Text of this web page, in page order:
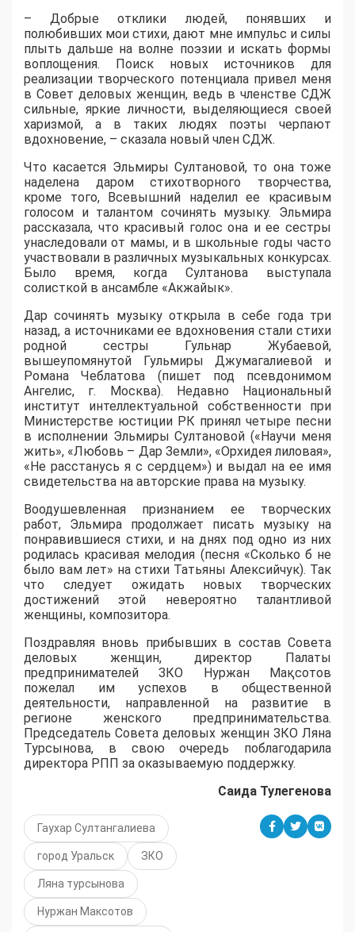
– Добрые отклики людей, понявших и
полюбивших мои стихи, дают мне импульс и силы
плыть дальше на волне поэзии и искать формы
воплощения. Поиск новых источников для
реализации творческого потенциала привел меня
в Совет деловых женщин, ведь в членстве СДЖ
сильные, яркие личности, выделяющиеся своей
харизмой, а в таких людях поэты черпают
вдохновение, – сказала новый член СДЖ.
Что касается Эльмиры Султановой, то она тоже
наделена даром стихотворного творчества,
кроме того, Всевышний наделил ее красивым
голосом и талантом сочинять музыку. Эльмира
рассказала, что красивый голос она и ее сестры
унаследовали от мамы, и в школьные годы часто
участвовали в различных музыкальных конкурсах.
Было время, когда Султанова выступала
солисткой в ансамбле «Акжайык».
Дар сочинять музыку открыла в себе года три
назад, а источниками ее вдохновения стали стихи
родной сестры Гульнар Жубаевой,
вышеупомянутой Гульмиры Джумагалиевой и
Романа Чеблатова (пишет под псевдонимом
Ангелис, г. Москва). Недавно Национальный
институт интеллектуальной собственности при
Министерстве юстиции РК принял четыре песни
в исполнении Эльмиры Султановой («Научи меня
жить», «Любовь – Дар Земли», «Орхидея лиловая»,
«Не расстанусь я с сердцем») и выдал на ее имя
свидетельства на авторские права на музыку.
Воодушевленная признанием ее творческих
работ, Эльмира продолжает писать музыку на
понравившиеся стихи, и на днях под одно из них
родилась красивая мелодия (песня «Сколько б не
было вам лет» на стихи Татьяны Алексийчук). Так
что следует ожидать новых творческих
достижений этой невероятно талантливой
женщины, композитора.
Поздравляя вновь прибывших в состав Совета
деловых женщин, директор Палаты
предпринимателей ЗКО Нуржан Мақсотов
пожелал им успехов в общественной
деятельности, направленной на развитие в
регионе женского предпринимательства.
Председатель Совета деловых женщин ЗКО Ляна
Турсынова, в свою очередь поблагодарила
директора РПП за оказываемую поддержку.
Саида Тулегенова
Гаухар Султангалиева
город Уральск ЗКО
Ляна турсынова
Нуржан Максотов